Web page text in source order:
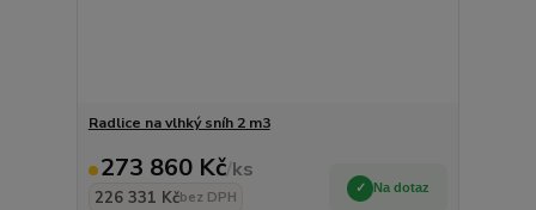
Radlice na vlhký sníh 2 m3
273 860 Kč/ks
226 331 Kčbez DPH
Na dotaz